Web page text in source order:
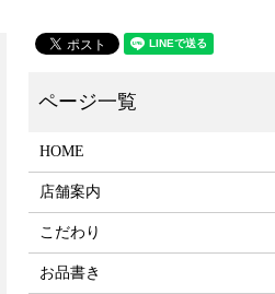
HOME
店舗案内
こだわり
お品書き